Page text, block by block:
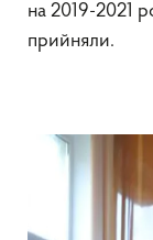
на 2019-2021
прийняли.